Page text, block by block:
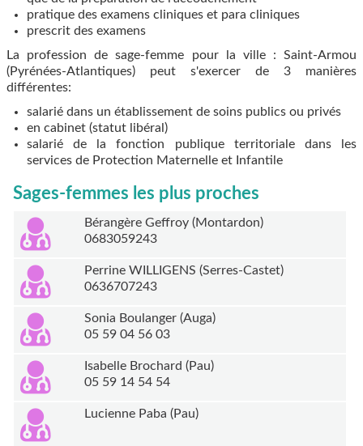
pratique des examens cliniques et para cliniques
prescrit des examens
La profession de sage-femme pour la ville : Saint-Armou
(Pyrénées-Atlantiques) peut s'exercer de 3 manières
différentes:
salarié dans un établissement de soins publics ou privés
en cabinet (statut libéral)
salarié de la fonction publique territoriale dans les
services de Protection Maternelle et Infantile
Sages-femmes les plus proches
Bérangère Geffroy (Montardon)
0683059243
Perrine WILLIGENS (Serres-Castet)
0636707243
Sonia Boulanger (Auga)
05 59 04 56 03
Isabelle Brochard (Pau)
05 59 14 54 54
Lucienne Paba (Pau)